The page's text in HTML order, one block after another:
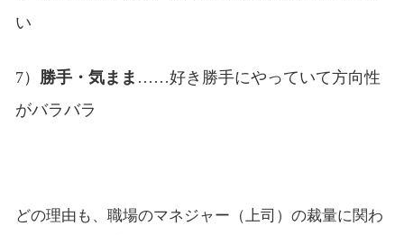
い
7） 勝手・気まま ……好き勝手にやっていて方向性
がバラバラ
どの理由も、職場のマネジャー（上司）の裁量に関わ